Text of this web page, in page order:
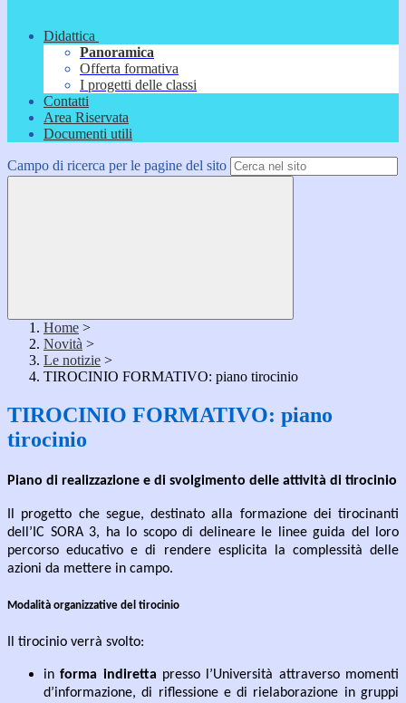
Didattica
Panoramica
Offerta formativa
I progetti delle classi
Contatti
Area Riservata
Documenti utili
Campo di ricerca per le pagine del sito
Home >
Novità >
Le notizie >
TIROCINIO FORMATIVO: piano tirocinio
TIROCINIO FORMATIVO: piano
tirocinio
Piano di realizzazione e di svolgimento delle attività di tirocinio
Il progetto che segue, destinato alla formazione dei tirocinanti
dell’IC SORA 3, ha lo scopo di delineare le linee guida del loro
percorso educativo e di rendere esplicita la complessità delle
azioni da mettere in campo.
Modalità organizzative del tirocinio
Il tirocinio verrà svolto:
in forma indiretta presso l’Università attraverso momenti
d’informazione, di riflessione e di rielaborazione in gruppi